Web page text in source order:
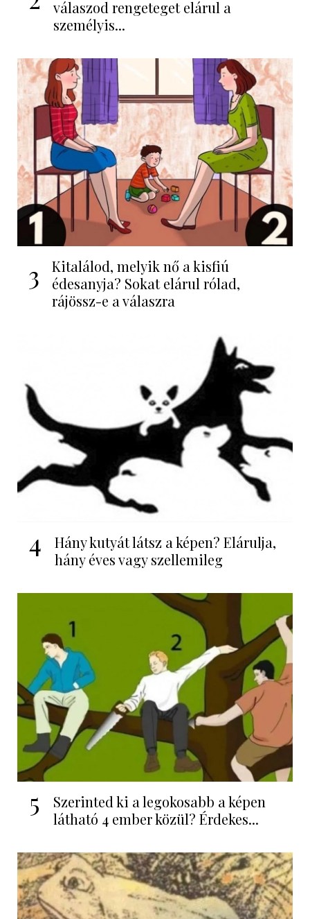
válaszod rengeteget elárul a
személyis...
3
Kitalálod, melyik nő a kisfiú
édesanyja? Sokat elárul rólad,
rájössz-e a válaszra
4
Hány kutyát látsz a képen? Elárulja,
hány éves vagy szellemileg
5
Szerinted ki a legokosabb a képen
látható 4 ember közül? Érdekes...